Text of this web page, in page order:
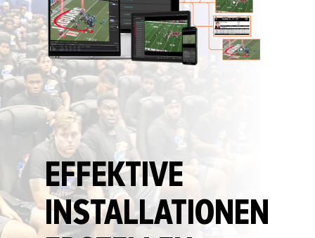
EFFEKTIVE
INSTALLATIONEN